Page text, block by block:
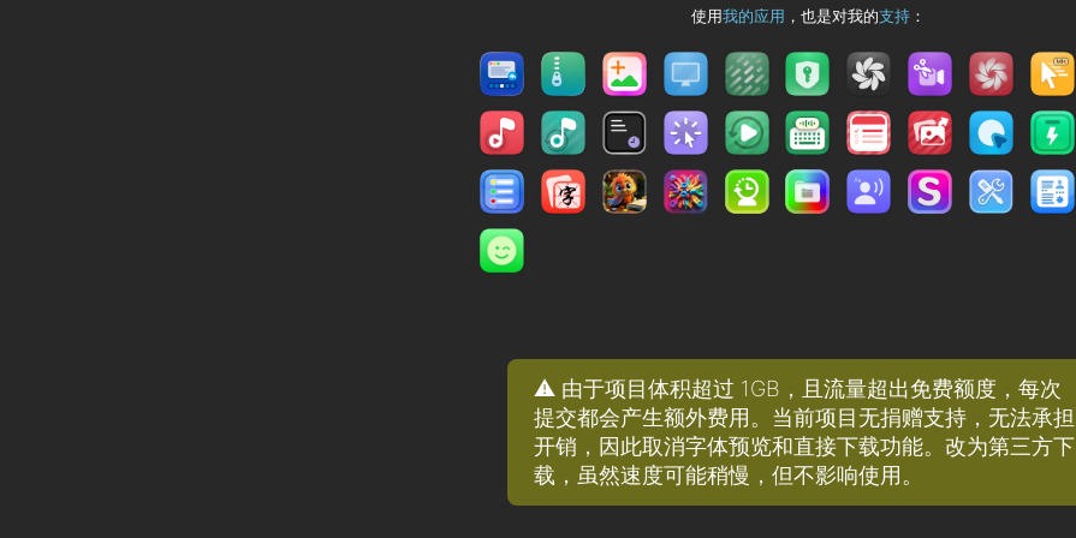
使用我的应用 ，也是对我的支持：
⚠️ 由于项目体积超过 1GB，且流量超出免费额度，每次
提交都会产生额外费用。当前项目无捐赠支持，无法承担
开销，因此取消字体预览和直接下载功能。改为第三方下
载，虽然速度可能稍慢，但不影响使用。